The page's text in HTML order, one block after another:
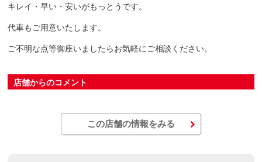
キレイ・早い・安いがもっとうです。
代車もご用意いたします。
ご不明な点等御座いましたらお気軽にご相談ください。
店舗からのコメント
この店舗の情報をみる